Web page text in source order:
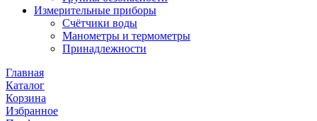
Измерительные приборы
Счётчики воды
Манометры и термометры
Принадлежности
Главная
Каталог
Корзина
Избранное